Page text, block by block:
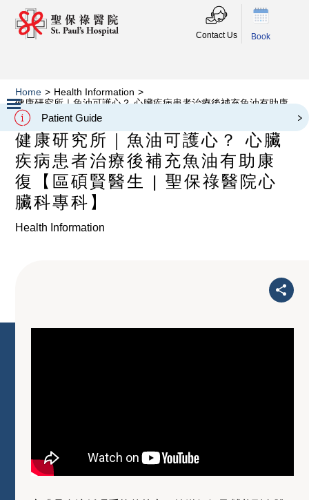
Contact Us Book
Patient Guide
Slide 2 of 3.
Home > Health Information >
健康研究所｜魚油可護心？ 心臟疾病患者治療後補充魚油有助康
復【區碩賢醫生 | 聖保祿醫院心臟科專科】
健康研究所｜魚油可護心？ 心臟
疾病患者治療後補充魚油有助康
復【區碩賢醫生 | 聖保祿醫院心
臟科專科】
Health Information